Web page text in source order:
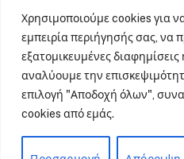
Χρησιμοποιούμε cookies για
εμπειρία περιήγησής σας, να
εξατομικευμένες διαφημίσεις
αναλύουμε την
επιλογή "Αποδοχή όλων",
cookies από εμάς.
© 2026 Dailypharmanews.
Αρχική Όροι
Πολιτική απορρήτου